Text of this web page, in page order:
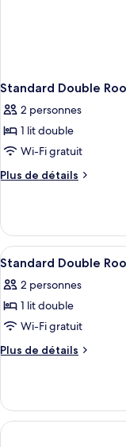
Standard Double
2 personnes
1 lit double
Wi-Fi gratuit
Plus de détails
Plus
Standard
Double
Room
Afficher
toutes
les
photos
pour
ce
chambre :
Standard
Double
2
Standard Double
2 personnes
1 lit double
Wi-Fi gratuit
Plus de détails
Plus
Standard
Double
Room-